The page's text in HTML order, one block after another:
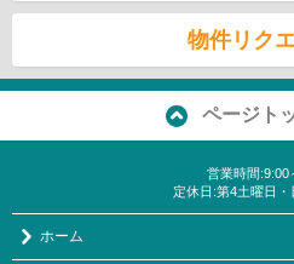
物件リク
ページト
営業時間:9:00
定休日:第4土曜日・
ホーム